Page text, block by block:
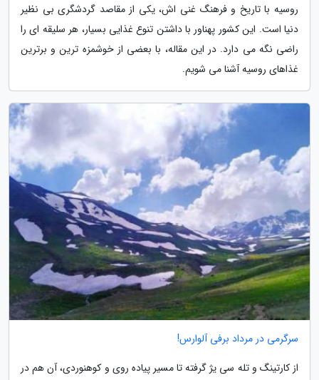
روسیه با تاریخ و فرهنگ غنی اش، یکی از مقاصد گردشگری بی نظیر
دنیا است. این کشور پهناور با داشتن تنوع غذایی بسیار، هر سلیقه ای را
راضی نگه می دارد. در این مقاله، با بعضی از خوشمزه ترین و برترین
غذاهای روسیه آشنا می شویم.
سرگرمی در مرداد برفی آلوارس!
از کارتینگ و تله سی یژ گرفته تا مسیر پیاده روی و کوهنوردی، آن هم در